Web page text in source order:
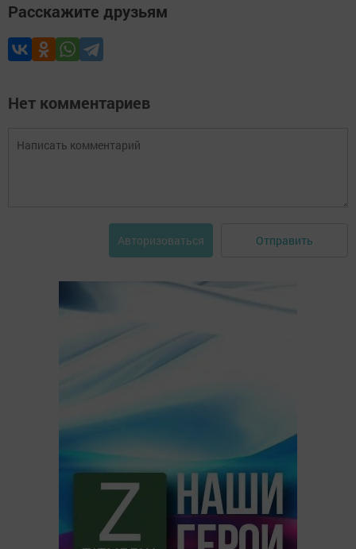
Расскажите друзьям
Нет комментариев
Авторизоваться Отправить